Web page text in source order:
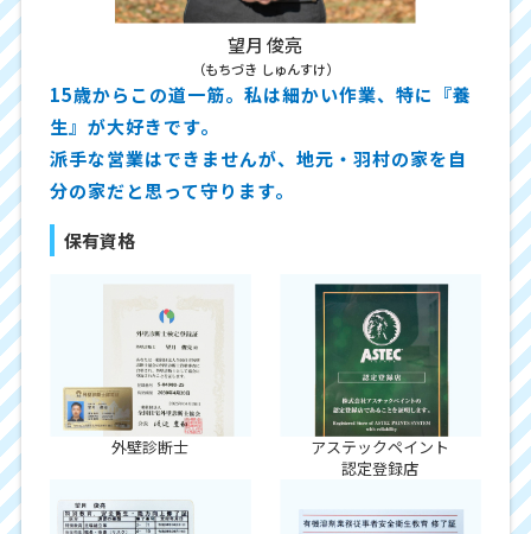
望月 俊亮
（もちづき しゅんすけ）
15歳からこの道一筋。私は細かい作業、特に『養
生』が大好きです。
派手な営業はできませんが、地元・羽村の家を自
分の家だと思って守ります。
保有資格
外壁診断士
アステックペイント
認定登録店